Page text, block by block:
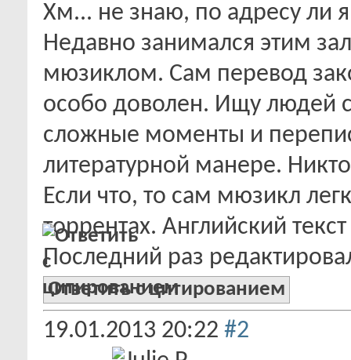
Хм... не знаю, по адресу ли
Недавно занимался этим
мюзиклом. Сам перевод
особо доволен. Ищу людей
сложные моменты и
литературной манере.
Если что, то сам мюзикл
торрентах. Английский
Последний раз
Ответить с цитированием
19.01.2013 20:22 #2